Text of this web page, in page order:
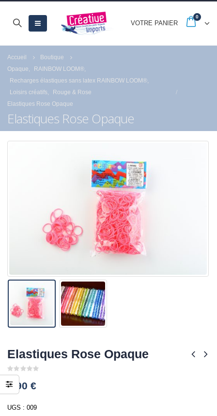
VOTRE PANIER
0
Accueil
Boutique
Opaque
RAINBOW LOOM®
Recharges élastiques sans latex RAINBOW LOOM®
Loisirs créatifs
Rouge & Rose
Elastiques Rose Opaque
Elastiques Rose Opaque
Elastiques Rose Opaque
out
3,90 €
UGS : 009